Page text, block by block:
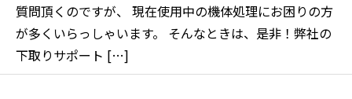
質問頂くのですが、 現在使用中の機体処理にお困りの方
が多くいらっしゃいます。 そんなときは、是非！弊社の
下取りサポート […]